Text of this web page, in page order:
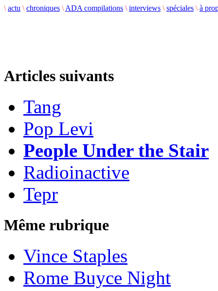
\ actu \ chroniques \ ADA compilations \ interviews \ spéciales \ à
Articles suivants
Tang
Pop Levi
People Under the Stair
Radioinactive
Tepr
Même rubrique
Vince Staples
Rome Buyce Night